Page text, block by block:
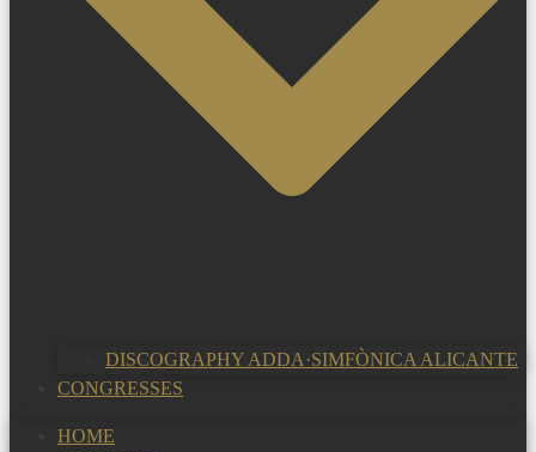
DISCOGRAPHY ADDA·SIMFÒNICA ALICANTE
CONGRESSES
HOME